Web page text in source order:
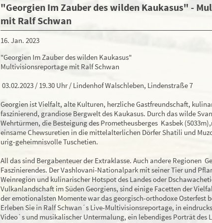
"Georgien Im Zauber des wilden Kaukasus" -
mit Ralf Schwan
16. Jan. 2023
"Georgien Im Zauber des wilden Kaukasus"
Multivisionsreportage mit Ralf Schwan
03.02.2023 / 19.30 Uhr / Lindenhof Walschleben, Lindenstraße 7
Georgien ist Vielfalt, alte Kulturen, herzliche Gastfreundschaft,
faszinierend, grandiose Bergwelt des Kaukasus. Durch das wilde
Wehrtürmen, die Besteigung des Prometheusberges Kasbek
einsame Chewsuretien in die mittelalterlichen Dörfer Shatili und
urig-geheimnisvolle Tuschetien.
All das sind Bergabenteuer der Extraklasse. Auch andere Regionen
Faszinierendes. Der Vashlovani-Nationalpark mit seiner Tier und
Weinregion und kulinarischer Hotspot des Landes oder
Vulkanlandschaft im Süden Georgiens, sind einige Facetten der
der emotionalsten Momente war das georgisch-orthodoxe Osterfest
Erleben Sie in Ralf Schwan´s Live-Multivisionsreportage, in
Video`s und musikalischer Untermalung, ein lebendiges Porträt des